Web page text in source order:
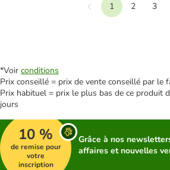
Précédent
1 2
3
*Voir conditions
Prix conseillé = prix de vente conseillé par le
Prix habituel = prix le plus bas de ce produit
jours
10 %
de remise pour
votre
inscription
Grâce à nos
affaires et nouvelles